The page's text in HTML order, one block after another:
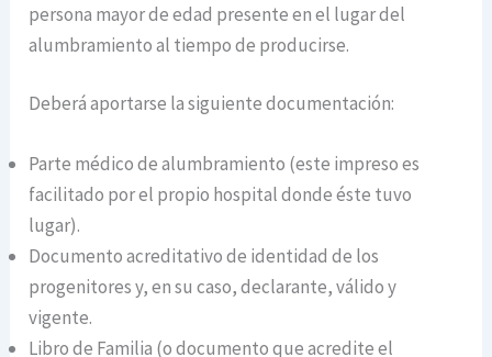
persona mayor de edad presente en el lugar del
alumbramiento al tiempo de producirse.
Deberá aportarse la siguiente documentación:
Parte médico de alumbramiento (este impreso es
facilitado por el propio hospital donde éste tuvo
lugar).
Documento acreditativo de identidad de los
progenitores y, en su caso, declarante, válido y
vigente.
Libro de Familia (o documento que acredite el